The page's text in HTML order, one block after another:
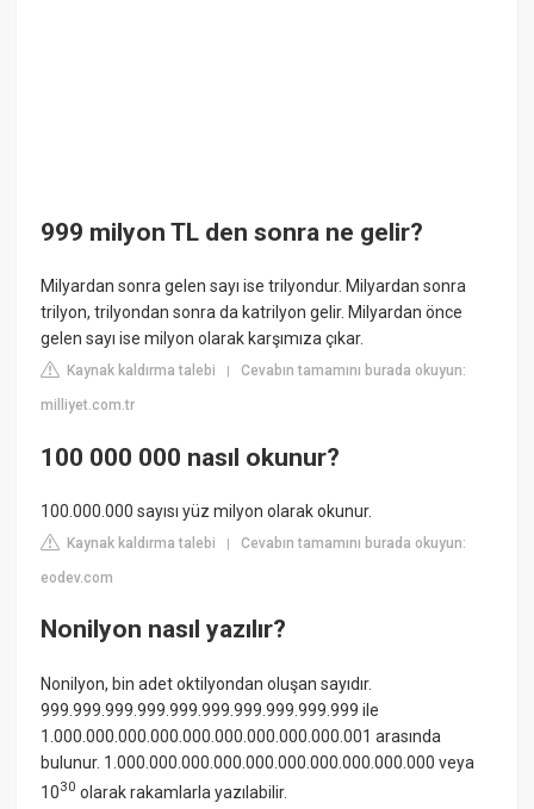
999 milyon TL den sonra ne gelir?
Milyardan sonra gelen sayı ise trilyondur. Milyardan sonra
trilyon, trilyondan sonra da katrilyon gelir. Milyardan önce
gelen sayı ise milyon olarak karşımıza çıkar.
Kaynak kaldırma talebi |Cevabın tamamını burada okuyun:
milliyet.com.tr
100 000 000 nasıl okunur?
100.000.000 sayısı yüz milyon olarak okunur.
Kaynak kaldırma talebi |Cevabın tamamını burada okuyun:
eodev.com
Nonilyon nasıl yazılır?
Nonilyon, bin adet oktilyondan oluşan sayıdır.
999.999.999.999.999.999.999.999.999.999 ile
1.000.000.000.000.000.000.000.000.000.001 arasında
bulunur. 1.000.000.000.000.000.000.000.000.000.000 veya
1030 olarak rakamlarla yazılabilir.